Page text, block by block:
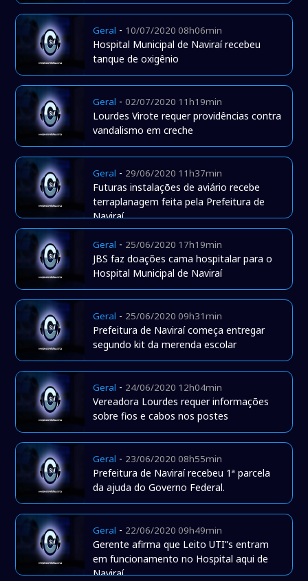
Geral - 10/07/2020 08h06min
Hospital Municipal de Naviraí recebeu
tanque de oxigênio
Geral -02/07/2020 11h19min
Lourdes Virote requer providências contra
vandalismo em creche
Geral - 29/06/2020 11h37min
Futuras instalações de aviário recebe
terraplanagem feita pela Prefeitura de
Naviraí
Geral - 25/06/2020 17h19min
JBS faz doações cama hospitalar para o
Hospital Municipal de Naviraí
Geral - 25/06/2020 09h31min
Prefeitura de Naviraí começa entregar
segundo kit da merenda escolar
Geral - 24/06/2020 12h04min
Vereadora Lourdes requer informações
sobre fios e cabos nos postes
Geral - 23/06/2020 08h55min
Prefeitura de Naviraí recebeu 1ª parcela
da ajuda do Governo Federal.
Geral - 22/06/2020 09h49min
Gerente afirma que Leito UTI”s entram
em funcionamento no Hospital aqui de
Naviraí